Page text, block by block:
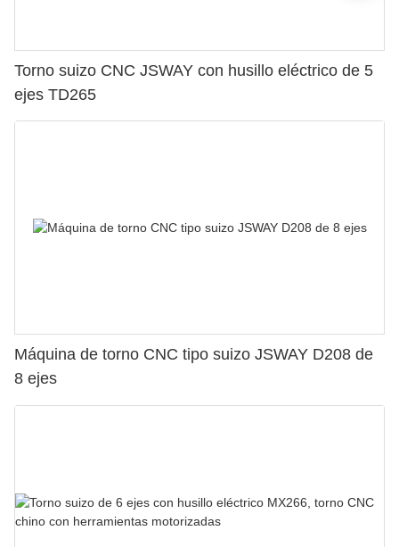
Torno suizo CNC JSWAY con husillo eléctrico de 5
ejes TD265
Máquina de torno CNC tipo suizo JSWAY D208 de
8 ejes